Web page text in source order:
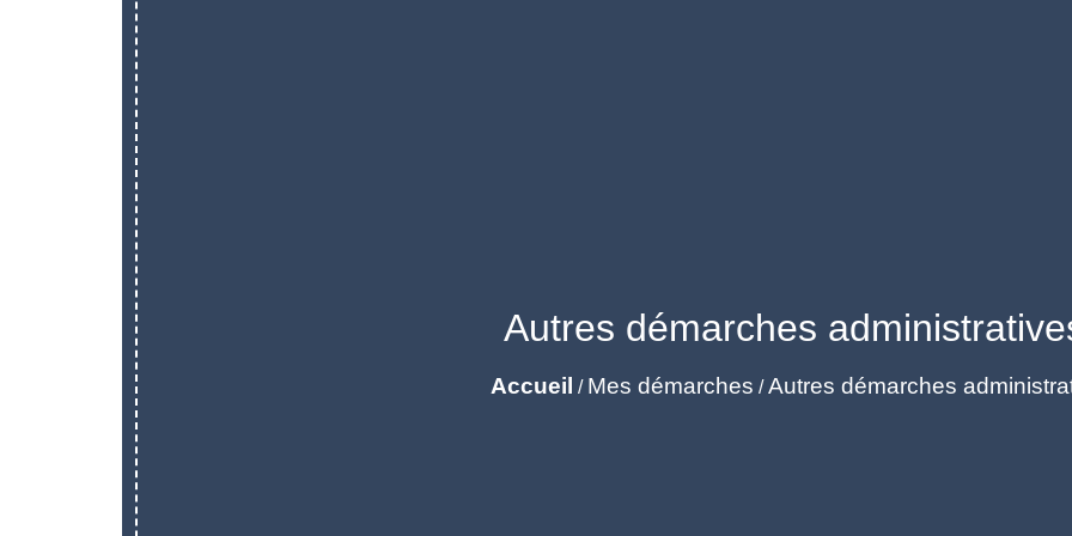
Autres démarches
Accueil / Mes démarches /Autres démarches